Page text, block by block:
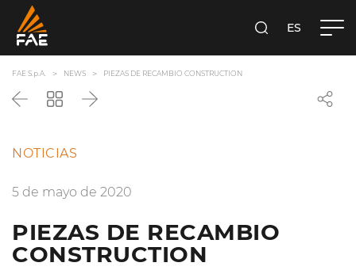
BUSCAES
FAE S.p.A. NEWS PIEZAS DE RECAMBIO CONSTRUCTION
AnteriorVuelveSiguiente
NOTICIAS
5 de mayo de 2020
PIEZAS DE RECAMBIO
CONSTRUCTION